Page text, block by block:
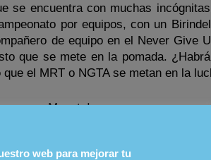
se encuentra con muchas
por equipos, con un
de equipo en el Never Give
que se mete en la pomada.
el MRT o NGTA se metan en la
en Mozota!
web para mejorar tu